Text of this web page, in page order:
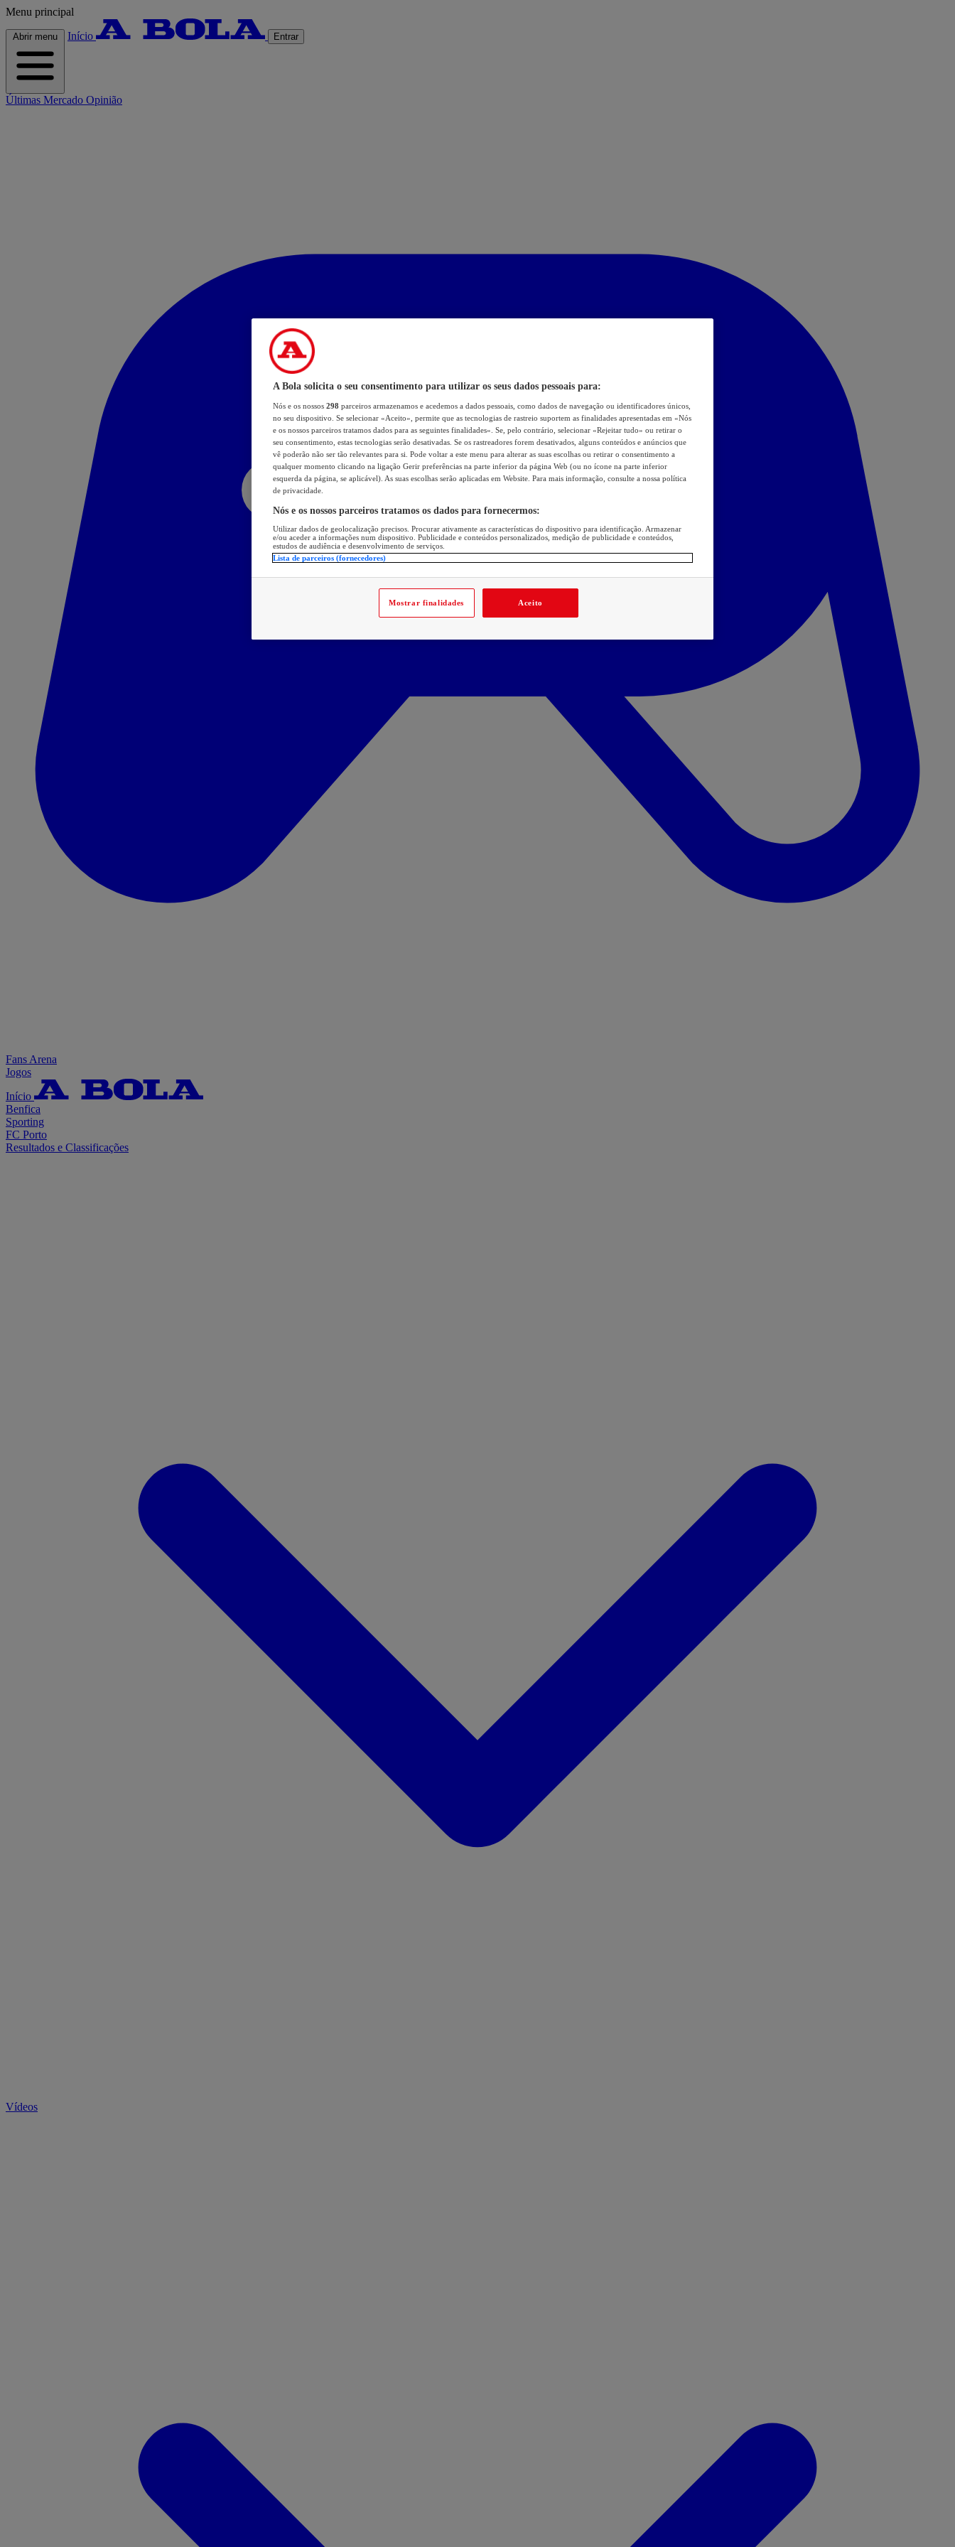
Menu principal
Abrir menu Início Entrar
Últimas Mercado Opinião
Fans Arena
Jogos
Início
Benfica
Sporting
FC Porto
Resultados e Classificações
Vídeos
A Bola solicita o seu consentimento para utilizar os seus dados pessoais para:
Nós e os nossos 298 parceiros armazenamos e acedemos a dados pessoais, como dados de navegação ou identificadores únicos,
no seu dispositivo. Se selecionar «Aceito», permite que as tecnologias de rastreio suportem as finalidades apresentadas em «Nós
e os nossos parceiros tratamos dados para as seguintes finalidades». Se, pelo contrário, selecionar «Rejeitar tudo» ou retirar o
seu consentimento, estas tecnologias serão desativadas. Se os rastreadores forem desativados, alguns conteúdos e anúncios que
vê poderão não ser tão relevantes para si. Pode voltar a este menu para alterar as suas escolhas ou retirar o consentimento a
qualquer momento clicando na ligação Gerir preferências na parte inferior da página Web (ou no ícone na parte inferior
esquerda da página, se aplicável). As suas escolhas serão aplicadas em Website. Para mais informação, consulte a nossa política
de privacidade.
Nós e os nossos parceiros tratamos os dados para fornecermos:
Utilizar dados de geolocalização precisos. Procurar ativamente as características do dispositivo para identificação. Armazenar
e/ou aceder a informações num dispositivo. Publicidade e conteúdos personalizados, medição de publicidade e conteúdos,
estudos de audiência e desenvolvimento de serviços.
Lista de parceiros (fornecedores)
Mostrar finalidades Aceito